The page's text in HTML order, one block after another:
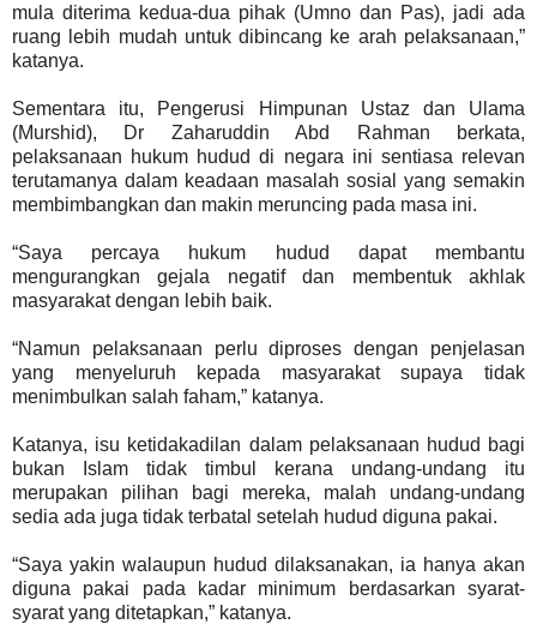
mula diterima kedua-dua pihak (Umno dan Pas), jadi ada
ruang lebih mudah untuk dibincang ke arah pelaksanaan,”
katanya.
Sementara itu, Pengerusi Himpunan Ustaz dan Ulama
(Murshid), Dr Zaharuddin Abd Rahman berkata,
pelaksanaan hukum hudud di negara ini sentiasa relevan
terutamanya dalam keadaan masalah sosial yang semakin
membimbangkan dan makin meruncing pada masa ini.
“Saya percaya hukum hudud dapat membantu
mengurangkan gejala negatif dan membentuk akhlak
masyarakat dengan lebih baik.
“Namun pelaksanaan perlu diproses dengan penjelasan
yang menyeluruh kepada masyarakat supaya tidak
menimbulkan salah faham,” katanya.
Katanya, isu ketidakadilan dalam pelaksanaan hudud bagi
bukan Islam tidak timbul kerana undang-undang itu
merupakan pilihan bagi mereka, malah undang-undang
sedia ada juga tidak terbatal setelah hudud diguna pakai.
“Saya yakin walaupun hudud dilaksanakan, ia hanya akan
diguna pakai pada kadar minimum berdasarkan syarat-
syarat yang ditetapkan,” katanya.